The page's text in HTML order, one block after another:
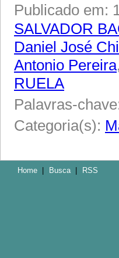
Publicado em:
SALVADOR
Daniel José
Antonio Pereira,
RUELA
Palavras-
Categoria(s):
Home Busca RSS